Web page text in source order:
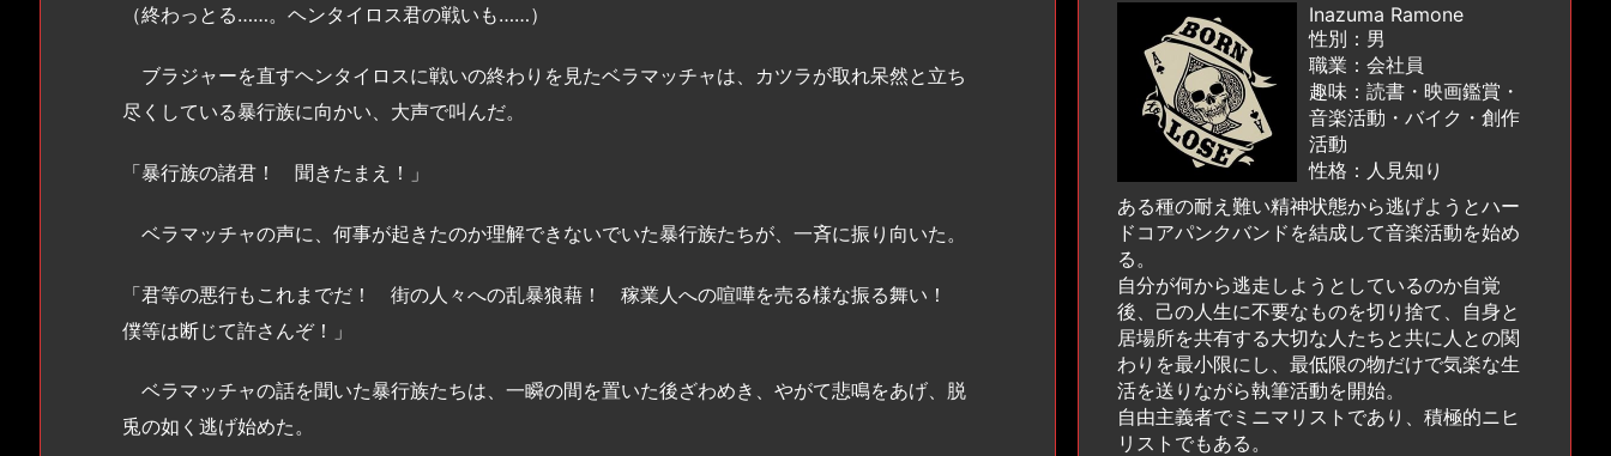
（終わっとる……。ヘンタイロス君の戦いも……）
ブラジャーを直すヘンタイロスに戦いの終わりを見たベラマッチャは、カツラが取れ呆然と立ち
尽くしている暴行族に向かい、大声で叫んだ。
「暴行族の諸君！ 聞きたまえ！」
ベラマッチャの声に、何事が起きたのか理解できないでいた暴行族たちが、一斉に振り向いた。
「君等の悪行もこれまでだ！ 街の人々への乱暴狼藉！ 稼業人への喧嘩を売る様な振る舞い！
僕等は断じて許さんぞ！」
ベラマッチャの話を聞いた暴行族たちは、一瞬の間を置いた後ざわめき、やがて悲鳴をあげ、脱
兎の如く逃げ始めた。
Inazuma Ramone
性別：男
職業：会社員
趣味：読書・映画鑑賞・
音楽活動・バイク・創作
活動
性格：人見知り
ある種の耐え難い精神状態から逃げようとハー
ドコアパンクバンドを結成して音楽活動を始め
る。
自分が何から逃走しようとしているのか自覚
後、己の人生に不要なものを切り捨て、自身と
居場所を共有する大切な人たちと共に人との関
わりを最小限にし、最低限の物だけで気楽な生
活を送りながら執筆活動を開始。
自由主義者でミニマリストであり、積極的ニヒ
リストでもある。